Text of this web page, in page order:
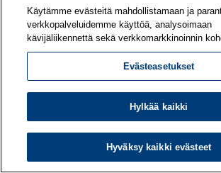
avustavan henkilön tulisi käyttää
Suun kautta tapahtunut
Juota altistuneelle pari lasillista vettä.
Tekohengitys ja hapenanto kuten
imeytyminen mahalaukusta estyisi.
kouristelevalle potilaalle ei saa antaa
Käytämme evästeitä mahdollistamaan ja
verkkopalveluidemme käyttöä, analysoimaan
kävijäliikennettä sekä verkkomarkkinoinnin
Evästeasetukset
Hylkää kaikki
Hyväksy kaikki evästeet